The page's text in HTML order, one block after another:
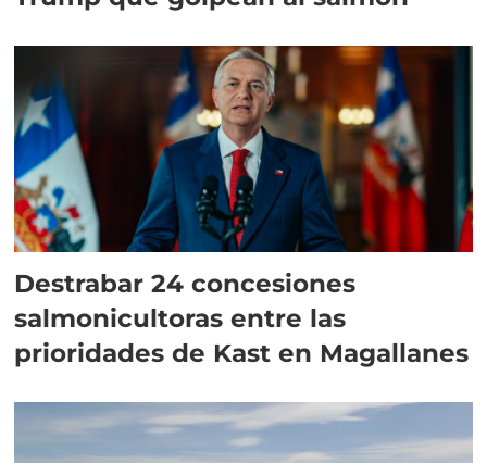
Destrabar 24 concesiones
salmonicultoras entre las
prioridades de Kast en Magallanes